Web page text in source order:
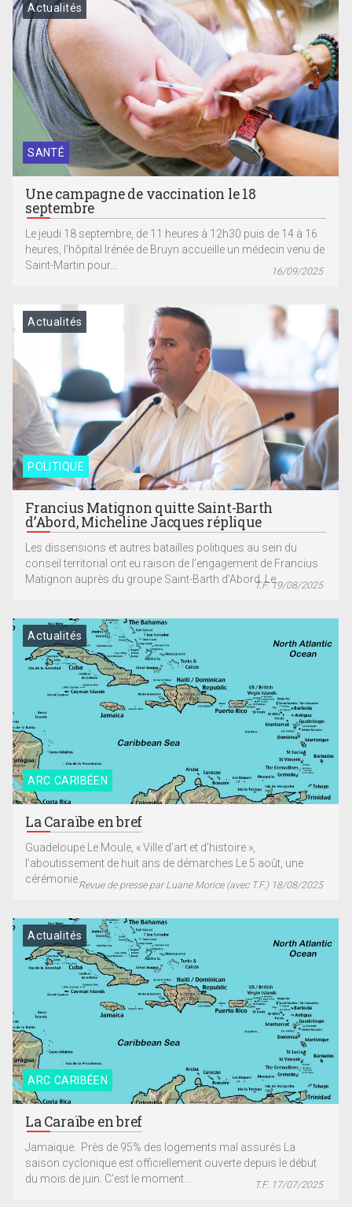
SANTÉ
Actualités
Une campagne de vaccination le 18
septembre
Le jeudi 18 septembre, de 11 heures à 12h30 puis de 14 à 16
heures, l’hôpital Irénée de Bruyn accueille un médecin venu de
Saint-Martin pour...
16/09/2025
POLITIQUE
Actualités
Francius Matignon quitte Saint-Barth
d’Abord, Micheline Jacques réplique
Les dissensions et autres batailles politiques au sein du
conseil territorial ont eu raison de l’engagement de Francius
Matignon auprès du groupe Saint-Barth d’Abord. Le...T.F. 19/08/2025
ARC CARIBÉEN
Actualités
La Caraïbe en bref
Guadeloupe Le Moule, « Ville d’art et d’histoire »,
l’aboutissement de huit ans de démarches Le 5 août, une
cérémonie...Revue de presse par Luane Morice (avec T.F.) 18/08/2025
ARC CARIBÉEN
Actualités
La Caraïbe en bref
Jamaïque. Près de 95% des logements mal assurés La
saison cyclonique est officiellement ouverte depuis le début
du mois de juin. C’est le moment...
T.F. 17/07/2025